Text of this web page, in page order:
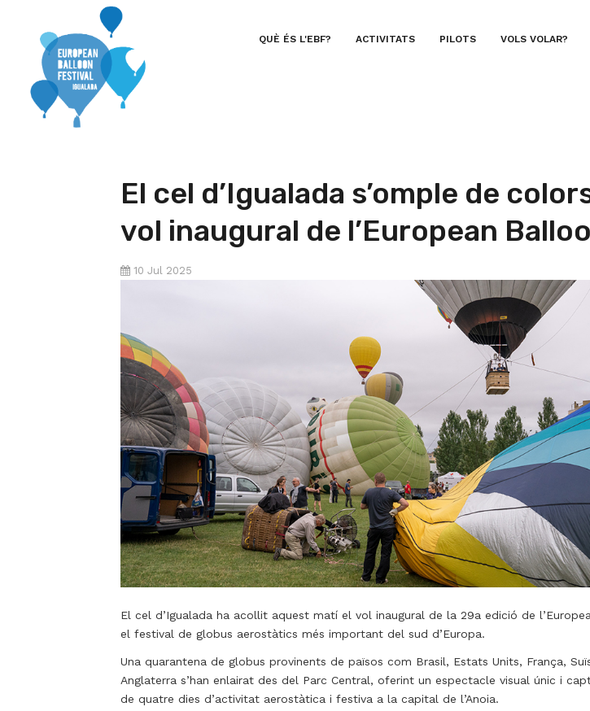
QUÈ ÉS L'EBF? ACTIVITATS PILOTS VOLS VOLAR?
El cel d’Igualada s’omple de
vol inaugural de l’European
10 Jul 2025
El cel d’Igualada ha acollit aquest matí el vol inaugural de la 29a edició de
el festival de globus aerostàtics més important del sud d’Europa.
Una quarantena de globus provinents de països com Brasil, Estats Units, França,
Anglaterra s’han enlairat des del Parc Central, oferint un espectacle visual únic i
de quatre dies d’activitat aerostàtica i festiva a la capital de l’Anoia.